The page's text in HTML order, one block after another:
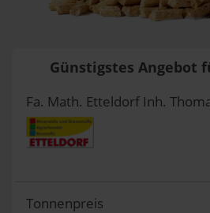
Günstigstes Angebot
Fa. Math. Etteldorf Inh.
Tonnenpreis